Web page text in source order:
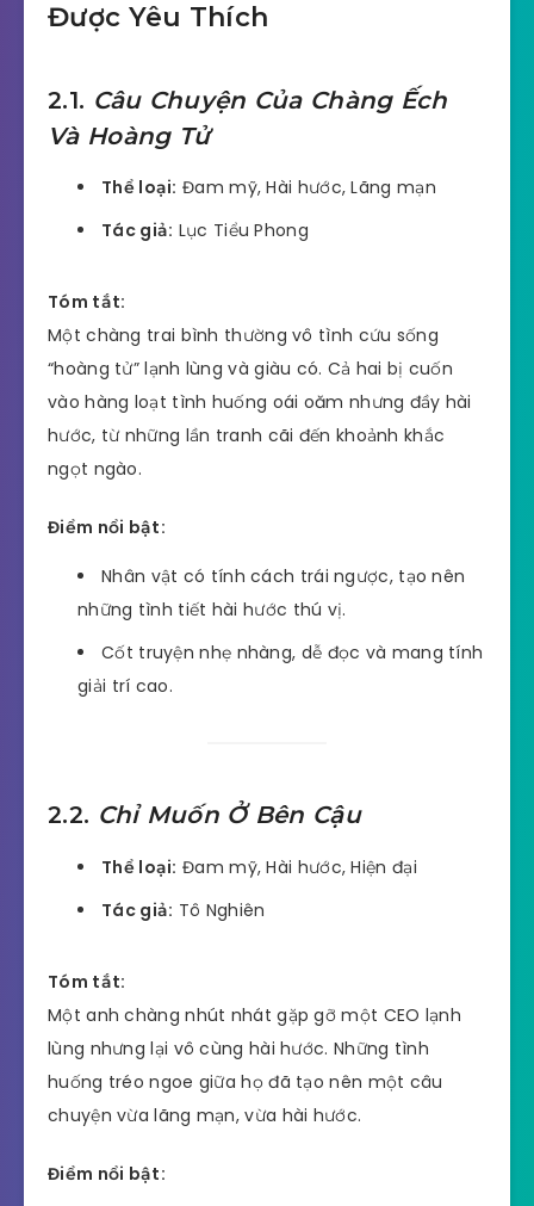
Được Yêu Thích
2.1. Câu Chuyện Của Chàng Ếch
Và Hoàng Tử
Thể loại: Đam mỹ, Hài hước, Lãng mạn
Tác giả: Lục Tiểu Phong
Tóm tắt:
Một chàng trai bình thường vô tình cứu sống
“hoàng tử” lạnh lùng và giàu có. Cả hai bị cuốn
vào hàng loạt tình huống oái oăm nhưng đầy hài
hước, từ những lần tranh cãi đến khoảnh khắc
ngọt ngào.
Điểm nổi bật:
Nhân vật có tính cách trái ngược, tạo nên
những tình tiết hài hước thú vị.
Cốt truyện nhẹ nhàng, dễ đọc và mang tính
giải trí cao.
2.2. Chỉ Muốn Ở Bên Cậu
Thể loại: Đam mỹ, Hài hước, Hiện đại
Tác giả: Tô Nghiên
Tóm tắt:
Một anh chàng nhút nhát gặp gỡ một CEO lạnh
lùng nhưng lại vô cùng hài hước. Những tình
huống tréo ngoe giữa họ đã tạo nên một câu
chuyện vừa lãng mạn, vừa hài hước.
Điểm nổi bật: